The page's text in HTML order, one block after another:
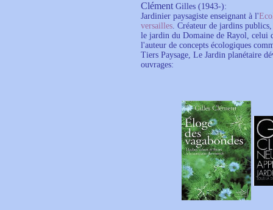
Clément Gilles (1943-):
Jardinier paysagiste enseignant à l'
versailles. Créateur de jardins
le jardin du Domaine de Rayol, celui
l'auteur de concepts écologiques
Tiers Paysage, Le Jardin planétaire
ouvrages: